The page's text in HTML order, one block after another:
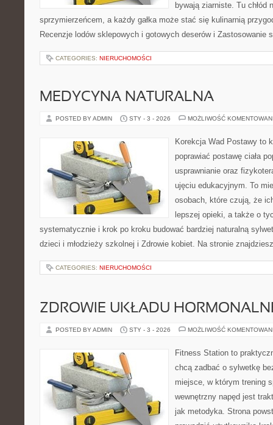
bywają ziarniste. Tu
sprzymierzeńcem, a każdy gałka może stać się kulinarnią
Recenzje lodów sklepowych i gotowych deserów i Zastosowanie
CATEGORIES: NIERUCHOMOŚCI
MEDYCYNA NATURALNA
POSTED BY ADMIN STY - 3 - 2026 MOŻLIWOŚĆ
Korekcja Wad Postawy to
poprawiać postawę ciała
usprawnianie oraz
ujęciu edukacyjnym. To
osobach, które czują, że
lepszej opieki, a także o
systematycznie i krok po kroku budować bardziej naturalną
dzieci i młodzieży szkolnej i Zdrowie kobiet. Na stronie
CATEGORIES: NIERUCHOMOŚCI
ZDROWIE UKŁADU
POSTED BY ADMIN STY - 3 - 2026 MOŻLIWOŚĆ
Fitness Station to
chcą zadbać o sylwetkę
miejsce, w którym trening
wewnętrzny napęd jest
jak metodyka. Strona